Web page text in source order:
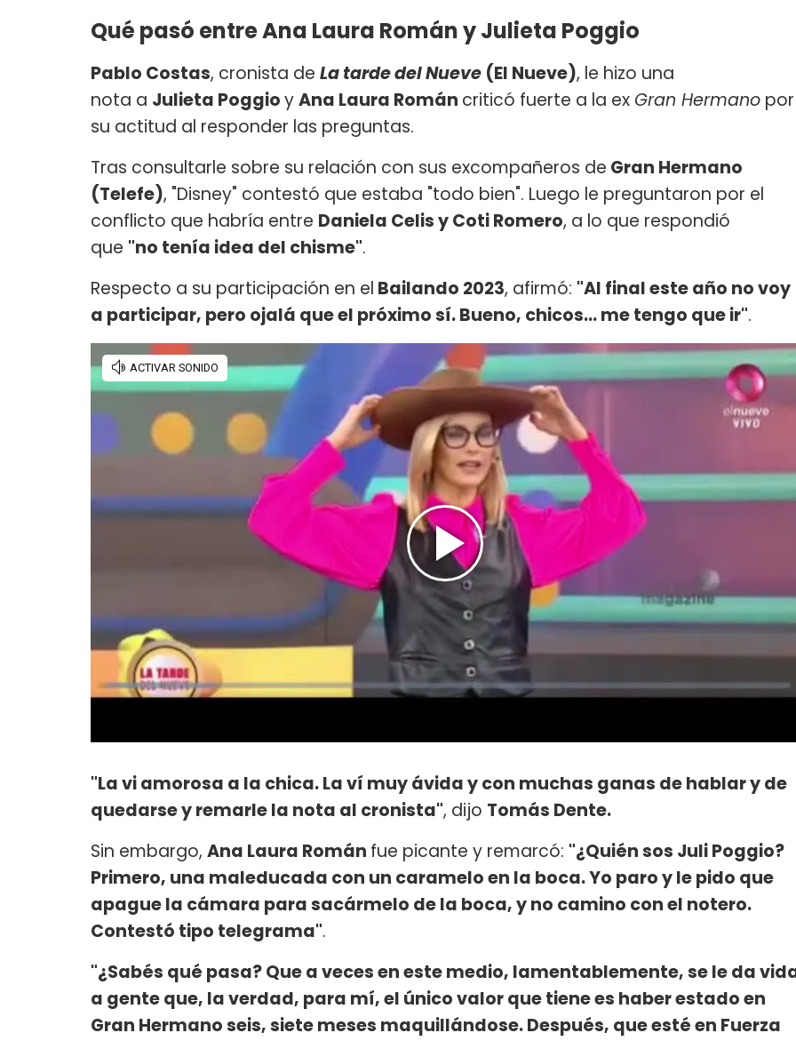
Qué pasó entre Ana Laura Román y Julieta Poggio
Pablo Costas, cronista de La tarde del Nueve (El Nueve), le hizo una
nota a Julieta PoggioyAna Laura Román criticó fuerte a la ex Gran Hermano por
su actitud al responder las preguntas.
Tras consultarle sobre su relación con sus excompañeros de Gran Hermano
(Telefe), "Disney" contestó que estaba "todo bien". Luego le preguntaron por el
conflicto que habría entre Daniela Celis y Coti Romero, a lo que respondió
que "no tenía idea del chisme".
Respecto a su participación en el Bailando 2023, afirmó: "Al final este año no voy
a participar, pero ojalá que el próximo sí. Bueno, chicos... me tengo que ir".
"La vi amorosa a la chica. La ví muy ávida y con muchas ganas de hablar y de
quedarse y remarle la nota al cronista", dijo Tomás Dente.
Sin embargo, Ana Laura Román fue picante y remarcó: "¿Quién sos Juli Poggio?
Primero, una maleducada con un caramelo en la boca. Yo paro y le pido que
apague la cámara para sacármelo de la boca, y no camino con el notero.
Contestó tipo telegrama".
"¿Sabés qué pasa? Que a veces en este medio, lamentablemente, se le da
a gente que, la verdad, para mí, el único valor que tiene es haber estado en
Gran Hermano seis, siete meses maquillándose. Después, que esté en Fuerza